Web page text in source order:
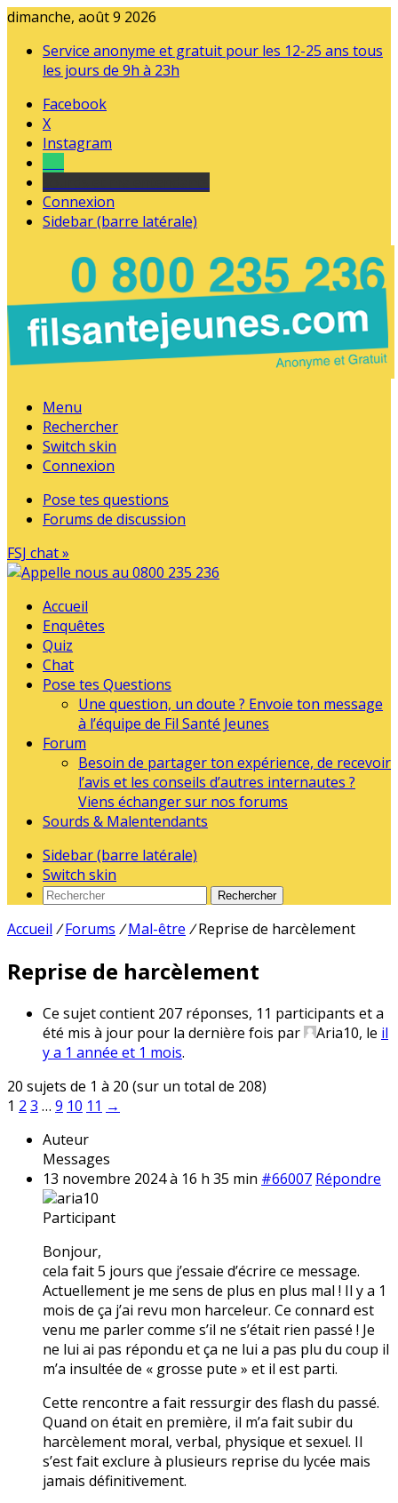
dimanche, août 9 2026
Service anonyme et gratuit pour les 12-25 ans tous
les jours de 9h à 23h
Facebook
X
Instagram
Connexion
Sidebar (barre latérale)
Menu
Rechercher
Switch skin
Connexion
Pose tes questions
Forums de discussion
FSJ chat »
Accueil
Enquêtes
Quiz
Chat
Pose tes Questions
Une question, un doute ? Envoie ton message
à l’équipe de Fil Santé Jeunes
Forum
Besoin de partager ton expérience, de recevoir
l’avis et les conseils d’autres internautes ?
Viens échanger sur nos forums
Sourds & Malentendants
Sidebar (barre latérale)
Switch skin
Rechercher
Accueil / Forums / Mal-être / Reprise de harcèlement
Reprise de harcèlement
Ce sujet contient 207 réponses, 11 participants et a
été mis à jour pour la dernière fois par
Aria10, le il
y a 1 année et 1 mois.
20 sujets de 1 à 20 (sur un total de 208)
1 2 3 … 9 10 11 →
Auteur
Messages
13 novembre 2024 à 16 h 35 min #66007 Répondre
aria10
Participant
Bonjour,
cela fait 5 jours que j’essaie d’écrire ce message.
Actuellement je me sens de plus en plus mal ! Il y a 1
mois de ça j’ai revu mon harceleur. Ce connard est
venu me parler comme s’il ne s’était rien passé ! Je
ne lui ai pas répondu et ça ne lui a pas plu du coup il
m’a insultée de « grosse pute » et il est parti.
Cette rencontre a fait ressurgir des flash du passé.
Quand on était en première, il m’a fait subir du
harcèlement moral, verbal, physique et sexuel. Il
s’est fait exclure à plusieurs reprise du lycée mais
jamais définitivement.